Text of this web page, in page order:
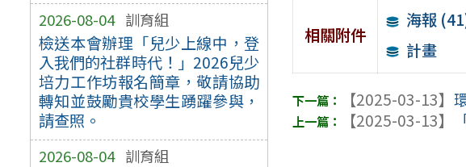
2026-08-04 訓育組
檢送本會辦理「兒少上線中，登
入我們的社群時代！」2026兒少
培力工作坊報名簡章，敬請協助
轉知並鼓勵貴校學生踴躍參與，
請查照。
2026-08-04 訓育組
相關附件
海報
計畫
【2025-03-13】
【2025-03-13】